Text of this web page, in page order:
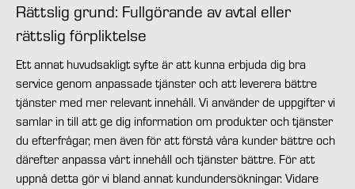
Rättslig grund: Fullgörande av avtal eller
rättslig förpliktelse
Ett annat huvudsakligt syfte är att kunna erbjuda dig bra
service genom anpassade tjänster och att leverera bättre
tjänster med mer relevant innehåll. Vi använder de uppgifter vi
samlar in till att ge dig information om produkter och tjänster
du efterfrågar, men även för att förstå våra kunder bättre och
därefter anpassa vårt innehåll och tjänster bättre. För att
uppnå detta gör vi bland annat kundundersökningar. Vidare